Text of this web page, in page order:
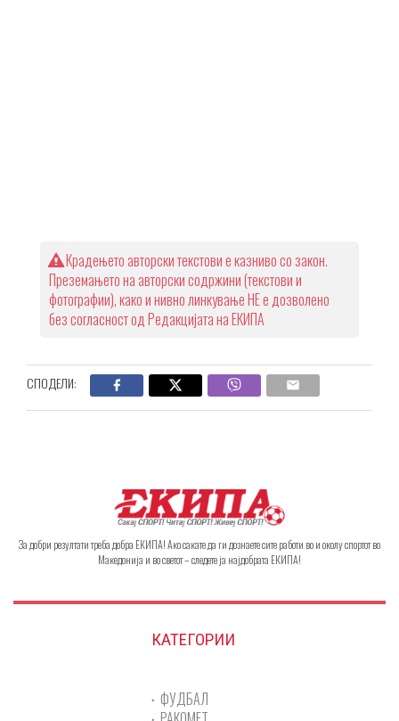
Крадењето авторски текстови е казниво со закон.
Преземањето на авторски содржини (текстови и
фотографии), како и нивно линкување НЕ е дозволено
без согласност од Редакцијата на ЕКИПА
СПОДЕЛИ:
За добри резултати треба добра ЕКИПА! Ако сакате да ги дознаете сите работи во и околу спортот во
Македонија и во светот – следете ја најдобрата ЕКИПА!
КАТЕГОРИИ
ФУДБАЛ